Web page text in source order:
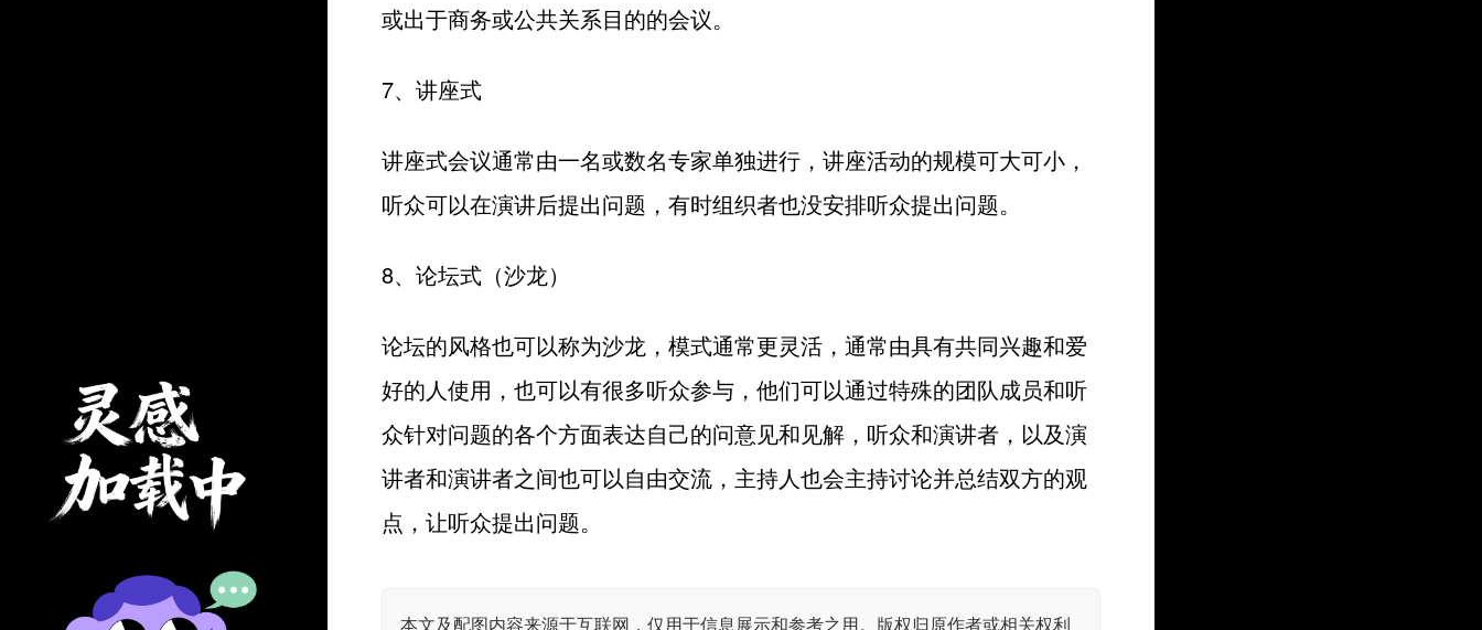
或出于商务或公共关系目的的会议。
7、讲座式
讲座式会议通常由一名或数名专家单独进行，讲座活动的规模可大可小，
听众可以在演讲后提出问题，有时组织者也没安排听众提出问题。
8、论坛式（沙龙）
论坛的风格也可以称为沙龙，模式通常更灵活，通常由具有共同兴趣和爱
好的人使用，也可以有很多听众参与，他们可以通过特殊的团队成员和听
众针对问题的各个方面表达自己的问意见和见解，听众和演讲者，以及演
讲者和演讲者之间也可以自由交流，主持人也会主持讨论并总结双方的观
点，让听众提出问题。
本文及配图内容来源于互联网，仅用于信息展示和参考之用。版权归原作者或相关权利